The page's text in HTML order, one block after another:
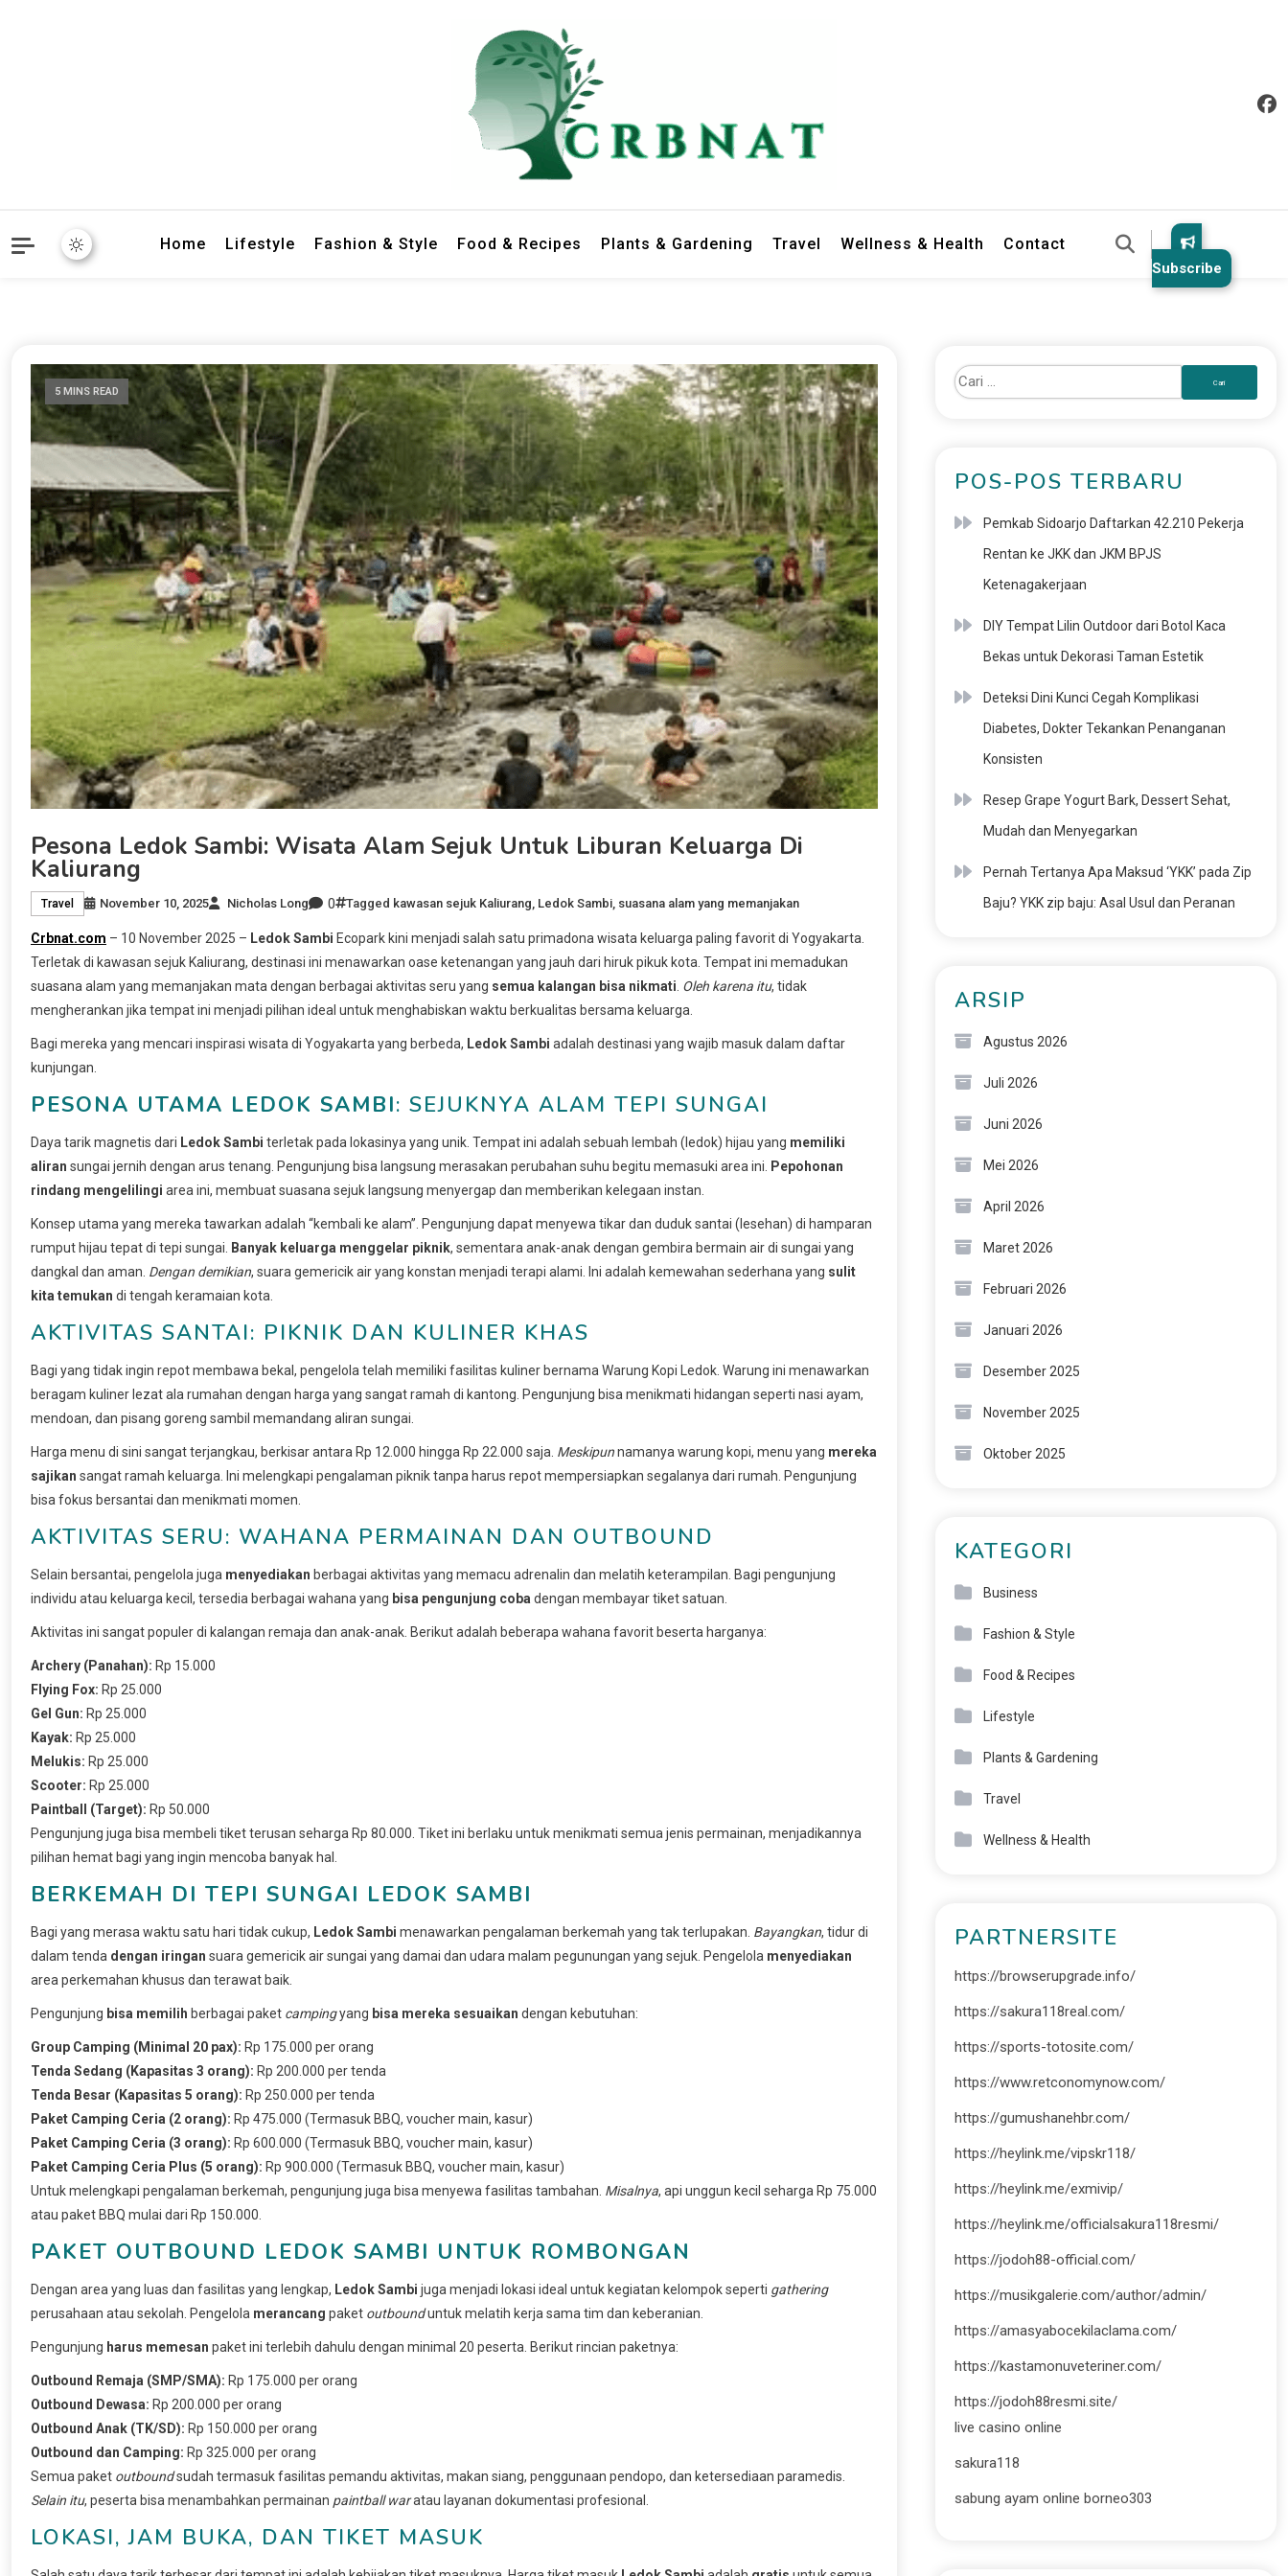
Home Lifestyle Fashion & Style Food & Recipes Plants & Gardening Travel Wellness & Health Contact
Subscribe
5 MINS READ
Pesona Ledok Sambi: Wisata Alam Sejuk Untuk Liburan Keluarga Di
Kaliurang
Travel November 10, 2025 Nicholas Long 0 Tagged kawasan sejuk Kaliurang, Ledok Sambi, suasana alam yang memanjakan
Crbnat.com – 10 November 2025 – Ledok Sambi Ecopark kini menjadi salah satu primadona wisata keluarga paling favorit di Yogyakarta.
Terletak di kawasan sejuk Kaliurang, destinasi ini menawarkan oase ketenangan yang jauh dari hiruk pikuk kota. Tempat ini memadukan
suasana alam yang memanjakan mata dengan berbagai aktivitas seru yang semua kalangan bisa nikmati Oleh karena itu, tidak
mengherankan jika tempat ini menjadi pilihan ideal untuk menghabiskan waktu berkualitas bersama keluarga.
Bagi mereka yang mencari inspirasi wisata di Yogyakarta yang berbeda, Ledok Sambi adalah destinasi yang wajib masuk dalam daftar
kunjungan.
PESONA UTAMA LEDOK SAMBI: SEJUKNYA ALAM TEPI SUNGAI
Daya tarik magnetis dari Ledok Sambi terletak pada lokasinya yang unik. Tempat ini adalah sebuah lembah (ledok) hijau yang memiliki
aliran sungai jernih dengan arus tenang. Pengunjung bisa langsung merasakan perubahan suhu begitu memasuki area ini.
Pepohonan
rindang mengelilingi area ini, membuat suasana sejuk langsung menyergap dan memberikan kelegaan instan.
Konsep utama yang mereka tawarkan adalah “kembali ke alam”. Pengunjung dapat menyewa tikar dan duduk santai (lesehan) di hamparan
rumput hijau tepat di tepi sungai.
Banyak keluarga menggelar piknik, sementara anak-anak dengan gembira bermain air di sungai yang
dangkal dan aman. Dengan demikian, suara gemericik air yang konstan menjadi terapi alami. Ini adalah kemewahan sederhana yang sulit
kita temukan di tengah keramaian kota.
AKTIVITAS SANTAI: PIKNIK DAN KULINER KHAS
Bagi yang tidak ingin repot membawa bekal, pengelola telah memiliki fasilitas kuliner bernama Warung Kopi Ledok. Warung ini menawarkan
beragam kuliner lezat ala rumahan dengan harga yang sangat ramah di kantong. Pengunjung bisa menikmati hidangan seperti nasi ayam,
mendoan, dan pisang goreng sambil memandang aliran sungai.
Harga menu di sini sangat terjangkau, berkisar antara Rp 12.000 hingga Rp 22.000 saja. Meskipunnamanya warung kopi, menu yang mereka
sajikan sangat ramah keluarga. Ini melengkapi pengalaman piknik tanpa harus repot mempersiapkan segalanya dari rumah. Pengunjung
bisa fokus bersantai dan menikmati momen.
AKTIVITAS SERU: WAHANA PERMAINAN DAN OUTBOUND
Selain bersantai, pengelola juga menyediakan berbagai aktivitas yang memacu adrenalin dan melatih keterampilan. Bagi pengunjung
individu atau keluarga kecil, tersedia berbagai wahana yang bisa pengunjung coba dengan membayar tiket satuan.
Aktivitas ini sangat populer di kalangan remaja dan anak-anak. Berikut adalah beberapa wahana favorit beserta harganya:
Archery (Panahan): Rp 15.000
Flying Fox: Rp 25.000
Gel Gun: Rp 25.000
Kayak: Rp 25.000
Melukis: Rp 25.000
Scooter: Rp 25.000
Paintball (Target): Rp 50.000
Pengunjung juga bisa membeli tiket terusan seharga Rp 80.000. Tiket ini berlaku untuk menikmati semua jenis permainan, menjadikannya
pilihan hemat bagi yang ingin mencoba banyak hal.
BERKEMAH DI TEPI SUNGAI LEDOK SAMBI
Bagi yang merasa waktu satu hari tidak cukup, Ledok Sambi menawarkan pengalaman berkemah yang tak terlupakan. Bayangkan, tidur di
dalam tenda dengan iringan suara gemericik air sungai yang damai dan udara malam pegunungan yang sejuk. Pengelola menyediakan
area perkemahan khusus dan terawat baik.
Pengunjung bisa memilih berbagai paket campingyang bisa mereka sesuaikan dengan kebutuhan:
Group Camping (Minimal 20 pax): Rp 175.000 per orang
Tenda Sedang (Kapasitas 3 orang): Rp 200.000 per tenda
Tenda Besar (Kapasitas 5 orang): Rp 250.000 per tenda
Paket Camping Ceria (2 orang): Rp 475.000 (Termasuk BBQ, voucher main, kasur)
Paket Camping Ceria (3 orang): Rp 600.000 (Termasuk BBQ, voucher main, kasur)
Paket Camping Ceria Plus (5 orang): Rp 900.000 (Termasuk BBQ, voucher main, kasur)
Untuk melengkapi pengalaman berkemah, pengunjung juga bisa menyewa fasilitas tambahan. Misalnya, api unggun kecil seharga Rp 75.000
atau paket BBQ mulai dari Rp 150.000.
PAKET OUTBOUND LEDOK SAMBI UNTUK ROMBONGAN
Dengan area yang luas dan fasilitas yang lengkap, Ledok Sambi juga menjadi lokasi ideal untuk kegiatan kelompok seperti gathering
perusahaan atau sekolah. Pengelola merancang paket outbounduntuk melatih kerja sama tim dan keberanian.
Pengunjung harus memesan paket ini terlebih dahulu dengan minimal 20 peserta. Berikut rincian paketnya:
Outbound Remaja (SMP/SMA): Rp 175.000 per orang
Outbound Dewasa: Rp 200.000 per orang
Outbound Anak (TK/SD): Rp 150.000 per orang
Outbound dan Camping: Rp 325.000 per orang
Semua paket outboundsudah termasuk fasilitas pemandu aktivitas, makan siang, penggunaan pendopo, dan ketersediaan paramedis.
Selain itu, peserta bisa menambahkan permainan paintball waratau layanan dokumentasi profesional.
LOKASI, JAM BUKA, DAN TIKET MASUK
POS-POS TERBARU
Pemkab Sidoarjo Daftarkan 42.210 Pekerja
Rentan ke JKK dan JKM BPJS
Ketenagakerjaan
DIY Tempat Lilin Outdoor dari Botol Kaca
Bekas untuk Dekorasi Taman Estetik
Deteksi Dini Kunci Cegah Komplikasi
Diabetes, Dokter Tekankan Penanganan
Konsisten
Resep Grape Yogurt Bark, Dessert Sehat,
Mudah dan Menyegarkan
Pernah Tertanya Apa Maksud ‘YKK’ pada Zip
Baju? YKK zip baju: Asal Usul dan Peranan
ARSIP
Agustus 2026
Juli 2026
Juni 2026
Mei 2026
April 2026
Maret 2026
Februari 2026
Januari 2026
Desember 2025
November 2025
Oktober 2025
KATEGORI
Business
Fashion & Style
Food & Recipes
Lifestyle
Plants & Gardening
Travel
Wellness & Health
PARTNERSITE
https://browserupgrade.info/
https://sakura118real.com/
https://sports-totosite.com/
https://www.retconomynow.com/
https://gumushanehbr.com/
https://heylink.me/vipskr118/
https://heylink.me/exmivip/
https://heylink.me/officialsakura118resmi/
https://jodoh88-official.com/
https://musikgalerie.com/author/admin/
https://amasyabocekilaclama.com/
https://kastamonuveteriner.com/
https://jodoh88resmi.site/
live casino online
sakura118
sabung ayam online borneo303